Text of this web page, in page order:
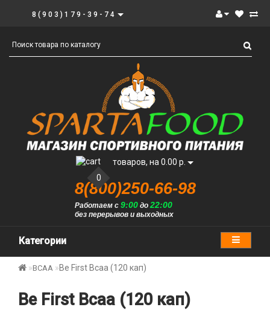
8(903)179-39-74
0
товаров, на 0.00 р.
8(800)250-66-98
Работаем с 9:00до 22:00
без перерывов и выходных
Категории
BCAA Be First Bcaa (120 кап)
Be First Bcaa (120 кап)